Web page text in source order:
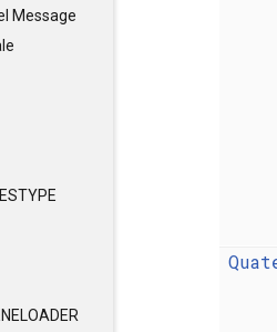
Message